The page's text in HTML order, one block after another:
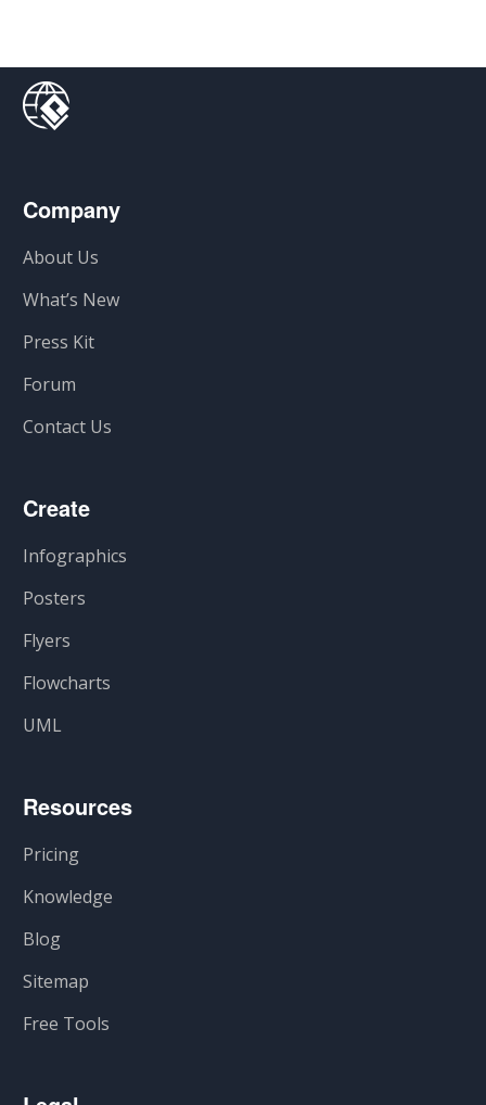
Company
About Us
What’s New
Press Kit
Forum
Contact Us
Create
Infographics
Posters
Flyers
Flowcharts
UML
Resources
Pricing
Knowledge
Blog
Sitemap
Free Tools